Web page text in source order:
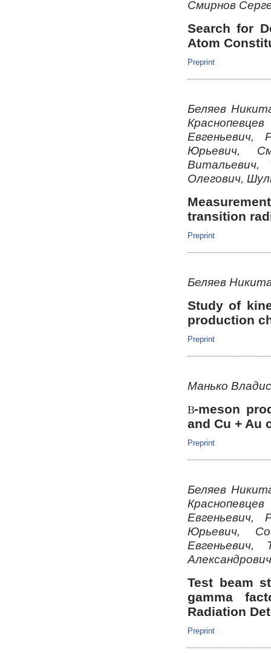
Смирнов
Search for
Atom
Preprint
Беляев
Евгеньевич,
Юрьевич,
Витальевич,
Олегович,
transition
Preprint
Беляев
Study of
production
Preprint
Манько
-meson
and Cu + Au
Preprint
Беляев
Евгеньевич,
Юрьевич,
Евгеньевич,
Александрович
Test beam
gamma
Radiation
Preprint